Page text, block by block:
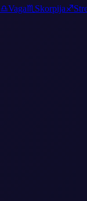
♎Vaga♏ Skorpija♐